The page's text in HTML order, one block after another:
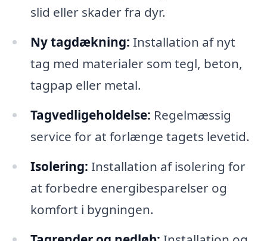
slid eller skader fra dyr.
Ny tagdækning: Installation af nyt
tag med materialer som tegl, beton,
tagpap eller metal.
Tagvedligeholdelse: Regelmæssig
service for at forlænge tagets levetid.
Isolering: Installation af isolering for
at forbedre energibesparelser og
komfort i bygningen.